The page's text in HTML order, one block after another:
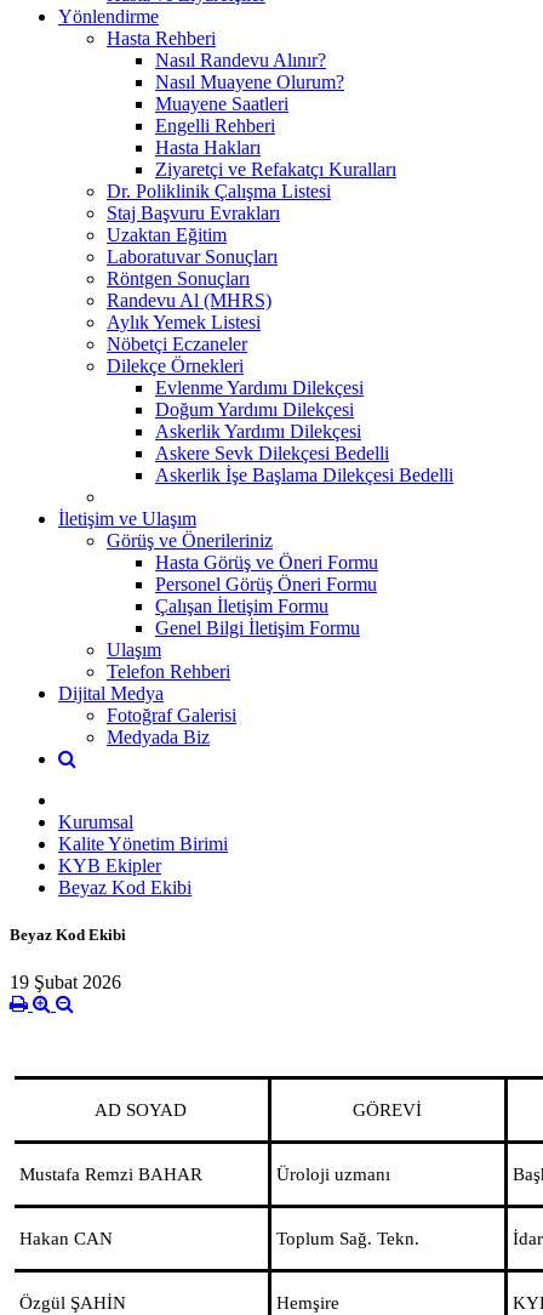
Yönlendirme
Hasta Rehberi
Nasıl Randevu Alınır?
Nasıl Muayene Olurum?
Muayene Saatleri
Engelli Rehberi
Hasta Hakları
Ziyaretçi ve Refakatçı Kuralları
Dr. Poliklinik Çalışma Listesi
Staj Başvuru Evrakları
Uzaktan Eğitim
Laboratuvar Sonuçları
Röntgen Sonuçları
Randevu Al (MHRS)
Aylık Yemek Listesi
Nöbetçi Eczaneler
Dilekçe Örnekleri
Evlenme Yardımı Dilekçesi
Doğum Yardımı Dilekçesi
Askerlik Yardımı Dilekçesi
Askere Sevk Dilekçesi Bedelli
Askerlik İşe Başlama Dilekçesi Bedelli
İletişim ve Ulaşım
Görüş ve Önerileriniz
Hasta Görüş ve Öneri Formu
Personel Görüş Öneri Formu
Çalışan İletişim Formu
Genel Bilgi İletişim Formu
Ulaşım
Telefon Rehberi
Dijital Medya
Fotoğraf Galerisi
Medyada Biz
Kurumsal
Kalite Yönetim Birimi
KYB Ekipler
Beyaz Kod Ekibi
Beyaz Kod Ekibi
19 Şubat 2026
AD SOYAD GÖREVİ
Mustafa Remzi BAHAR Üroloji uzmanı
Hakan CAN Toplum Sağ. Tekn.
Özgül ŞAHİN Hemşire